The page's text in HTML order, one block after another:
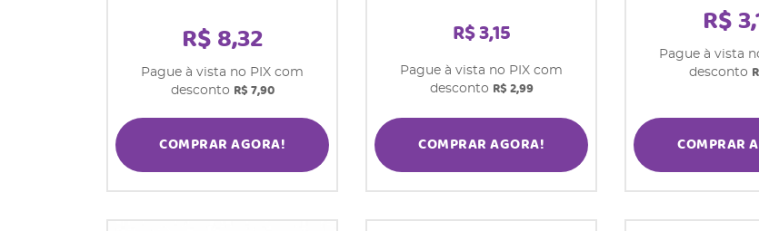
R$ 8,32
Pague à vista no PIX com
desconto R$ 7,90
COMPRAR AGORA!
R$ 3,15
Pague à vista no PIX com
desconto R$ 2,99
COMPRAR AGORA!
R$
Pague à vista
desconto
COMPRAR